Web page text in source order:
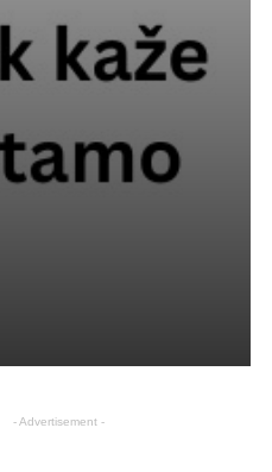
- Advertisement -